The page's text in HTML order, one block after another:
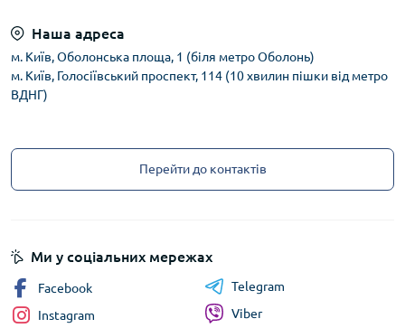
Наша адреса
м. Київ, Оболонська площа, 1 (біля метро Оболонь)
м. Київ, Голосіївський проспект, 114 (10 хвилин пішки від метро
ВДНГ)
Перейти до контактів
Ми у соціальних мережах
Facebook
Instagram
Telegram
Viber